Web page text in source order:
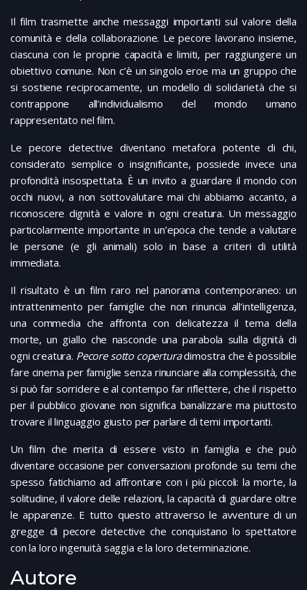
Il film trasmette anche messaggi importanti sul valore della
comunità e della collaborazione. Le pecore lavorano insieme,
ciascuna con le proprie capacità e limiti, per raggiungere un
obiettivo comune. Non c’è un singolo eroe ma un gruppo che
si sostiene reciprocamente, un modello di solidarietà che si
contrappone all’individualismo del mondo umano
rappresentato nel film.
Le pecore detective diventano metafora potente di chi,
considerato semplice o insignificante, possiede invece una
profondità insospettata. È un invito a guardare il mondo con
occhi nuovi, a non sottovalutare mai chi abbiamo accanto, a
riconoscere dignità e valore in ogni creatura. Un messaggio
particolarmente importante in un’epoca che tende a valutare
le persone (e gli animali) solo in base a criteri di utilità
immediata.
Il risultato è un film raro nel panorama contemporaneo: un
intrattenimento per famiglie che non rinuncia all’intelligenza,
una commedia che affronta con delicatezza il tema della
morte, un giallo che nasconde una parabola sulla dignità di
ogni creatura. Pecore sotto coperturadimostra che è possibile
fare cinema per famiglie senza rinunciare alla complessità, che
si può far sorridere e al contempo far riflettere, che il rispetto
per il pubblico giovane non significa banalizzare ma piuttosto
trovare il linguaggio giusto per parlare di temi importanti.
Un film che merita di essere visto in famiglia e che può
diventare occasione per conversazioni profonde su temi che
spesso fatichiamo ad affrontare con i più piccoli: la morte, la
solitudine, il valore delle relazioni, la capacità di guardare oltre
le apparenze. E tutto questo attraverso le avventure di un
gregge di pecore detective che conquistano lo spettatore
con la loro ingenuità saggia e la loro determinazione.
Autore